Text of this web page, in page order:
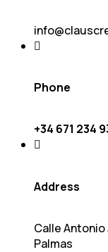
Phone
+34 671 234
Address
Calle Antonio
Palmas